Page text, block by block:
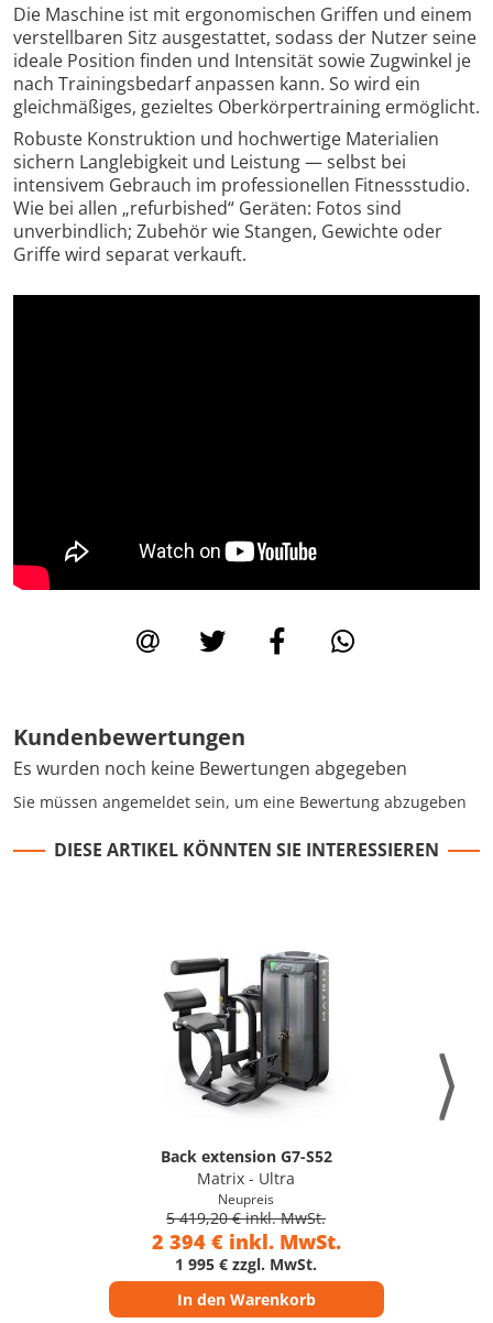
Die Maschine ist mit ergonomischen Griffen und einem
verstellbaren Sitz ausgestattet, sodass der Nutzer seine
ideale Position finden und Intensität sowie Zugwinkel je
nach Trainingsbedarf anpassen kann. So wird ein
gleichmäßiges, gezieltes Oberkörpertraining ermöglicht.
Robuste Konstruktion und hochwertige Materialien
sichern Langlebigkeit und Leistung — selbst bei
intensivem Gebrauch im professionellen Fitnessstudio.
Wie bei allen „refurbished“ Geräten: Fotos sind
unverbindlich; Zubehör wie Stangen, Gewichte oder
Griffe wird separat verkauft.
Kundenbewertungen
Es wurden noch keine Bewertungen abgegeben
Sie müssen angemeldet sein, um eine Bewertung abzugeben
DIESE ARTIKEL KÖNNTEN SIE INTERESSIEREN
Back extension G7-S52
Matrix - Ultra
Neupreis
5 419,20 € inkl. MwSt.
2 394 € inkl. MwSt.
1 995 € zzgl. MwSt.
In den Warenkorb